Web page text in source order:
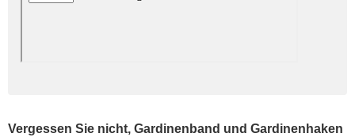
Vergessen Sie nicht, Gardinenband und Gardinenhaken